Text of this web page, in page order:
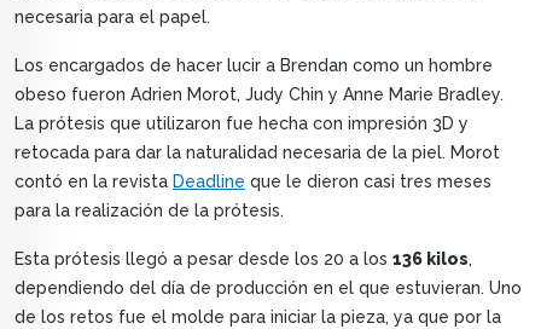
necesaria para el papel.
Los encargados de hacer lucir a Brendan como un hombre
obeso fueron Adrien Morot, Judy Chin y Anne Marie Bradley.
La prótesis que utilizaron fue hecha con impresión 3D y
retocada para dar la naturalidad necesaria de la piel. Morot
contó en la revista Deadline que le dieron casi tres meses
para la realización de la prótesis.
Esta prótesis llegó a pesar desde los 20 a los 136 kilos,
dependiendo del día de producción en el que estuvieran. Uno
de los retos fue el molde para iniciar la pieza, ya que por la